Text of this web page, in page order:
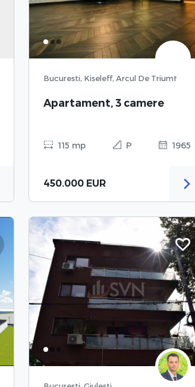
Bucuresti, Kiseleff, Arcul De Triumf
Apartament, 3 camere
115 mp P 1965
450.000 EUR